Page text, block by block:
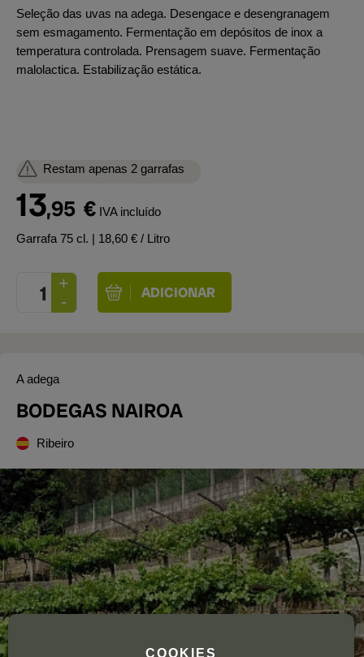
Seleção das uvas na adega. Desengace e desengranagem
sem esmagamento. Fermentação em depósitos de inox a
temperatura controlada. Prensagem suave. Fermentação
malolactica. Estabilização estática.
Restam apenas 2 garrafas
13,95 € IVA incluído
Garrafa 75 cl. | 18,60 € / Litro
A adega
BODEGAS NAIROA
Ribeiro
COOKIES